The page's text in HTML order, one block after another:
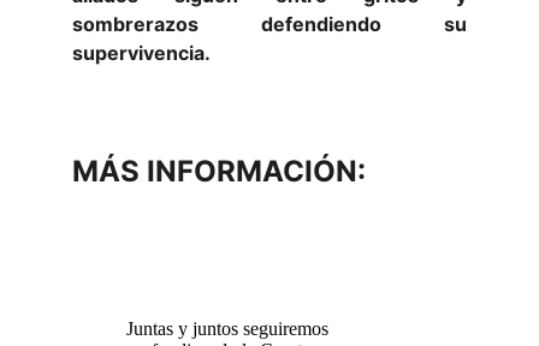
sombrerazos defendiendo su
supervivencia.
MÁS INFORMACIÓN: